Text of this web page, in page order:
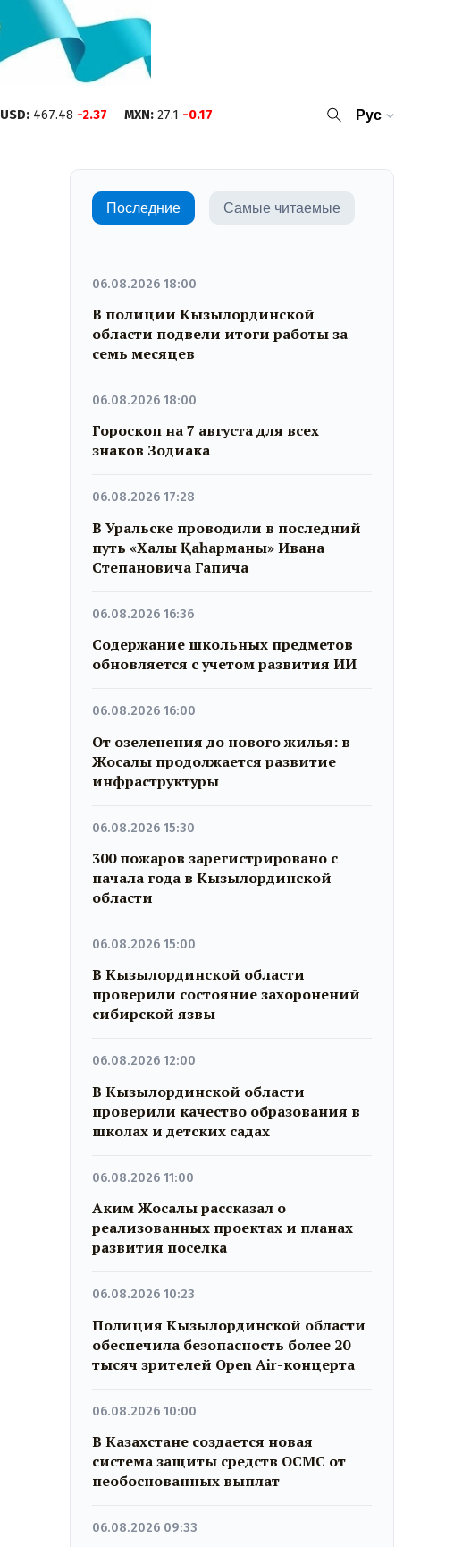
USD: 467.48 -2.37 MXN: 27.1 -0.17 Рус
Последние Самые читаемые
06.08.2026 18:00
В полиции Кызылординской
области подвели итоги работы за
семь месяцев
06.08.2026 18:00
Гороскоп на 7 августа для всех
знаков Зодиака
06.08.2026 17:28
В Уральске проводили в последний
путь «Халық Қаһарманы» Ивана
Степановича Гапича
06.08.2026 16:36
Содержание школьных предметов
обновляется с учетом развития ИИ
06.08.2026 16:00
От озеленения до нового жилья: в
Жосалы продолжается развитие
инфраструктуры
06.08.2026 15:30
300 пожаров зарегистрировано с
начала года в Кызылординской
области
06.08.2026 15:00
В Кызылординской области
проверили состояние захоронений
сибирской язвы
06.08.2026 12:00
В Кызылординской области
проверили качество образования в
школах и детских садах
06.08.2026 11:00
Аким Жосалы рассказал о
реализованных проектах и планах
развития поселка
06.08.2026 10:23
Полиция Кызылординской области
обеспечила безопасность более 20
тысяч зрителей Open Air-концерта
06.08.2026 10:00
В Казахстане создается новая
система защиты средств ОСМС от
необоснованных выплат
06.08.2026 09:33